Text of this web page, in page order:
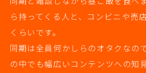
ら持ってくる人と、コンビニや売
くらいです。
同期は全員何かしらのオタクなの
の中でも幅広いコンテンツへの知